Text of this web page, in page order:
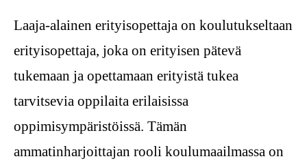
Laaja-alainen erityisopettaja on koulutukseltaan
erityisopettaja, joka on erityisen pätevä
tukemaan ja opettamaan erityistä tukea
tarvitsevia oppilaita erilaisissa
oppimisympäristöissä. Tämän
ammatinharjoittajan rooli koulumaailmassa on